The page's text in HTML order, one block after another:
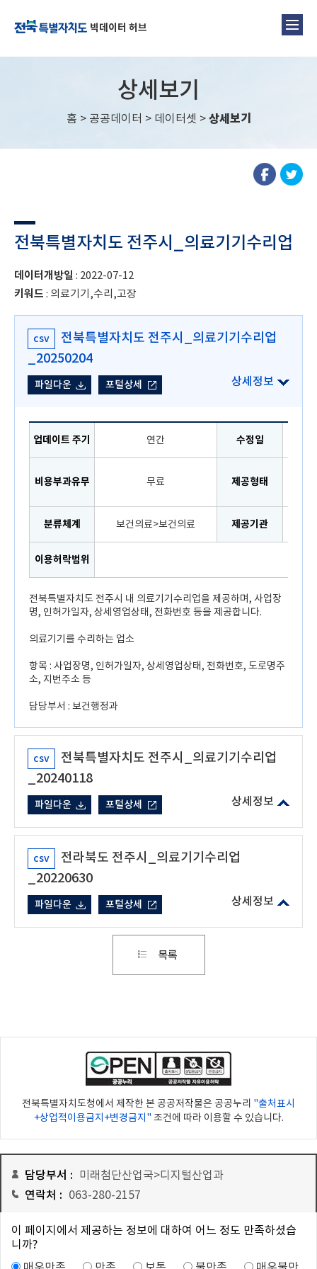
빅데이터 허브
상세보기
홈 > 공공데이터 > 데이터셋 > 상세보기
전북특별자치도 전주시_의료기기수리업
데이터개방일 : 2022-07-12
키워드 : 의료기기,수리,고장
csv
전북특별자치도 전주시_의료기기수리업
_20250204
파일다운 포털상세
업데이트 주기 연간 수정일
비용부과유무 무료 제공형태
분류체계 보건의료>보건의료 제공기관
이용허락범위
전북특별자치도 전주시 내 의료기기수리업을 제공하며, 사업장
명, 인허가일자, 상세영업상태, 전화번호 등을 제공합니다.
의료기기를 수리하는 업소
항목 : 사업장명, 인허가일자, 상세영업상태, 전화번호, 도로명주
소, 지번주소 등
담당부서 : 보건행정과
csv
전북특별자치도 전주시_의료기기수리업
_20240118
파일다운 포털상세
csv
전라북도 전주시_의료기기수리업
_20220630
파일다운 포털상세
전북특별자치도청에서 제작한 본 공공저작물은 공공누리 "출처표시
+상업적이용금지+변경금지" 조건에 따라 이용할 수 있습니다.
담당부서 : 미래첨단산업국>디지털산업과
연락처 : 063-280-2157
이 페이지에서 제공하는 정보에 대하여 어느 정도 만족하셨습
니까?